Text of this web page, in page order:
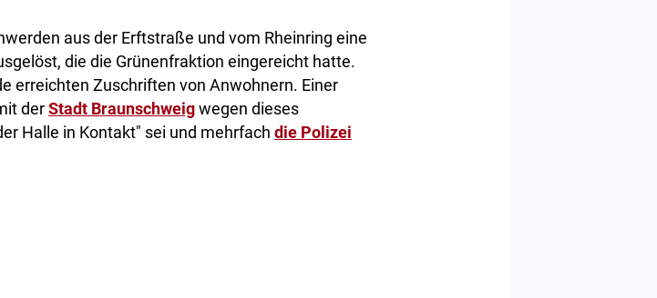
aus der Erftstraße und vom Rheinring eine
die die Grünenfraktion eingereicht hatte.
erreichten Zuschriften von Anwohnern. Einer
der Stadt Braunschweig wegen dieses
Halle in Kontakt" sei und mehrfach die Polizei